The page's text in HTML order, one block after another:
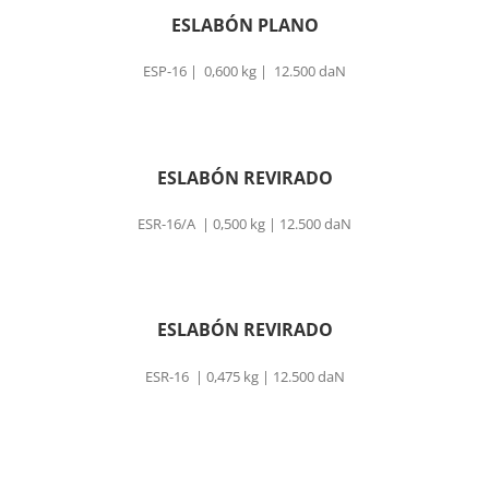
ESLABÓN PLANO
ESP-16 | 0,600 kg | 12.500 daN
ESLABÓN REVIRADO
ESR-16/A | 0,500 kg | 12.500 daN
ESLABÓN REVIRADO
ESR-16 | 0,475 kg | 12.500 daN